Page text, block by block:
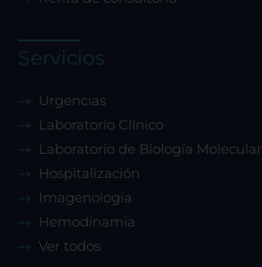
Servicios
Urgencias
Laboratorio Clínico
Laboratorio de Biología Molecular
Hospitalización
Imagenología
Hemodinamia
Ver todos